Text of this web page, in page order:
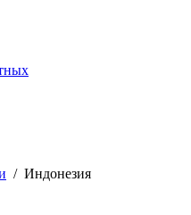
/ Индонезия